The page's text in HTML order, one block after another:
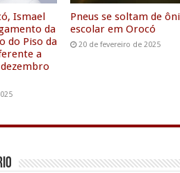
r
Ismael
da
do Piso da
a
Pneus se soltam de
escolar em Orocó
20 de fevereiro de 2025